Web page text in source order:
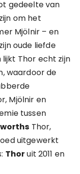
gedeelte van
om het
Mjölnir – en
oude liefde
Thor echt zijn
waardoor de
Mjölnir en
tussen
Thor,
uitgewerkt
Thoruit 2011 en